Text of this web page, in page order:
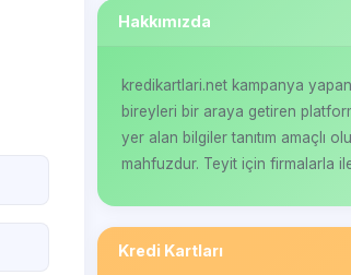
Hakkımızda
kredikartlari.net kampanya
bireyleri bir araya getiren
yer alan bilgiler tanıtım amaçlı
mahfuzdur. Teyit için firmalarla
Kredi Kartları